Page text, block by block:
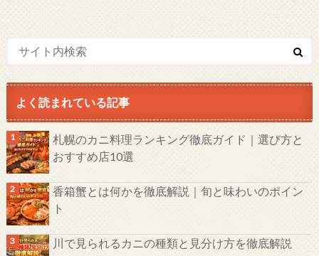
よく読まれている記事
札幌のカニ料理ランキング徹底ガイド｜選び方と
おすすめ店10選
香箱蟹とは何かを徹底解説｜旬と味わいのポイン
ト
川で見られるカニの種類と見分け方を徹底解説